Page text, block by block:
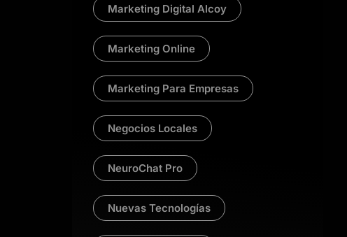
Marketing Digital Alcoy
Marketing Online
Marketing Para Empresas
Negocios Locales
NeuroChat Pro
Nuevas Tecnologías